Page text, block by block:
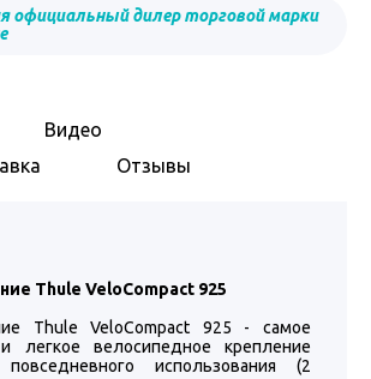
официальный дилер торговой марки
Видео
Отзывы
Thule VeloCompact 925
Thule VeloCompact 925 - самое
легкое велосипедное крепление
использования (2